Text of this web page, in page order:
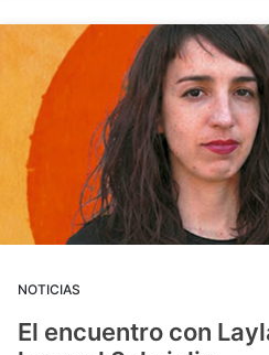
NOTICIAS
El encuentro con